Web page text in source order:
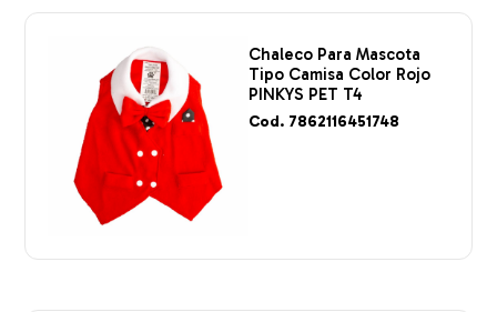
Chaleco Para Mascota
Tipo Camisa Color Rojo
PINKYS PET T4
Cod. 7862116451748